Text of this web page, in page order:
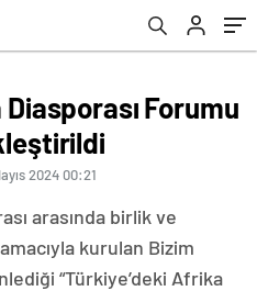
Forumu
2024 00:21
arasında birlik ve
kurulan Bizim
“Türkiye’deki Afrika